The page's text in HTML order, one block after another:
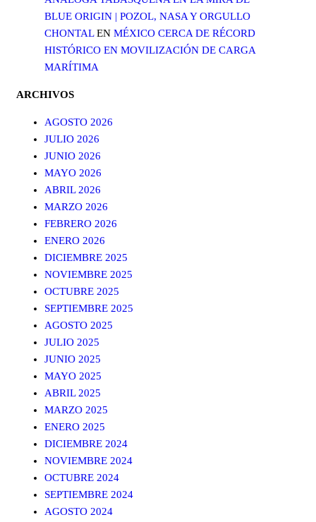
BLUE ORIGIN | POZOL, NASA Y ORGULLO
CHONTALEN MÉXICO CERCA DE RÉCORD
HISTÓRICO EN MOVILIZACIÓN DE CARGA
MARÍTIMA
ARCHIVOS
AGOSTO 2026
JULIO 2026
JUNIO 2026
MAYO 2026
ABRIL 2026
MARZO 2026
FEBRERO 2026
ENERO 2026
DICIEMBRE 2025
NOVIEMBRE 2025
OCTUBRE 2025
SEPTIEMBRE 2025
AGOSTO 2025
JULIO 2025
JUNIO 2025
MAYO 2025
ABRIL 2025
MARZO 2025
ENERO 2025
DICIEMBRE 2024
NOVIEMBRE 2024
OCTUBRE 2024
SEPTIEMBRE 2024
AGOSTO 2024